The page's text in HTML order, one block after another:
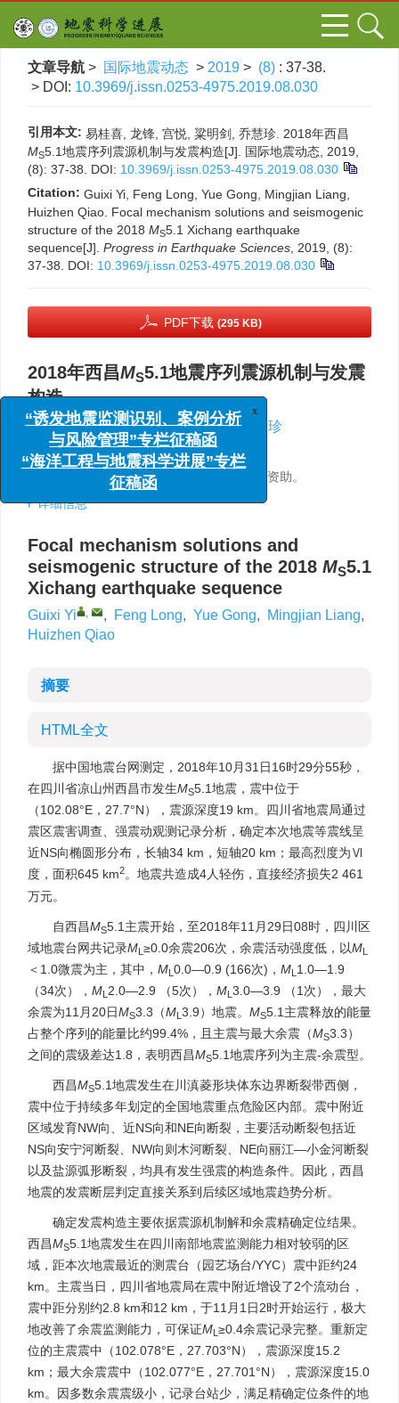
文章导航 > 国际地震动态 > 2019 > (8) : 37-38.
> DOI: 10.3969/j.issn.0253-4975.2019.08.030
引用本文: 易桂喜, 龙锋, 宫悦, 粱明剑, 乔慧珍. 2018年西昌
MS5.1地震序列震源机制与发震构造[J]. 国际地震动态, 2019,
(8): 37-38. DOI: 10.3969/j.issn.0253-4975.2019.08.030
Citation: Guixi Yi, Feng Long, Yue Gong, Mingjian Liang,
Huizhen Qiao. Focal mechanism solutions and seismogenic
structure of the 2018 MS5.1 Xichang earthquake
sequence[J]. Progress in Earthquake Sciences , 2019, (8):
37-38. DOI: 10.3969/j.issn.0253-4975.2019.08.030
PDF下载 (295 KB)
2018年西昌MS5.1地震序列震源机制与发震
构造
易桂喜 , , 龙锋, 宫悦, 粱明剑, 乔慧珍
四川省地震局，成都 610041
国家自然科学基金（41574047）资助。
详细信息
Focal mechanism solutions and
seismogenic structure of the 2018 MS5.1
Xichang earthquake sequence
Guixi Yi , , Feng Long, Yue Gong, Mingjian Liang,
Huizhen Qiao
摘要
HTML全文
据中国地震台网测定，2018年10月31日16时29分55秒，
在四川省凉山州西昌市发生MS5.1地震，震中位于
（102.08°E，27.7°N），震源深度19 km。四川省地震局通过
震区震害调查、强震动观测记录分析，确定本次地震等震线呈
近NS向椭圆形分布，长轴34 km，短轴20 km；最高烈度为Ⅵ
度，面积645 km2。地震共造成4人轻伤，直接经济损失2 461
万元。
自西昌MS5.1主震开始，至2018年11月29日08时，四川区
域地震台网共记录ML ≥0.0余震206次，余震活动强度低，以ML
＜1.0微震为主，其中， ML 0.0—0.9 (166次)， ML 1.0—1.9
（34次）， ML 2.0—2.9 （5次）， ML 3.0—3.9 （1次），最大
余震为11月20日MS3.3（ML 3.9）地震。 MS5.1主震释放的能量
占整个序列的能量比约99.4%，且主震与最大余震（MS3.3）
之间的震级差达1.8，表明西昌MS5.1地震序列为主震-余震型。
西昌MS5.1地震发生在川滇菱形块体东边界断裂带西侧，
震中位于持续多年划定的全国地震重点危险区内部。震中附近
区域发育NW向、近NS向和NE向断裂，主要活动断裂包括近
NS向安宁河断裂、NW向则木河断裂、NE向丽江—小金河断裂
以及盐源弧形断裂，均具有发生强震的构造条件。因此，西昌
地震的发震断层判定直接关系到后续区域地震趋势分析。
确定发震构造主要依据震源机制解和余震精确定位结果。
西昌MS5.1地震发生在四川南部地震监测能力相对较弱的区
域，距本次地震最近的测震台（园艺场台/YYC）震中距约24
km。主震当日，四川省地震局在震中附近增设了2个流动台，
震中距分别约2.8 km和12 km，于11月1日2时开始运行，极大
地改善了余震监测能力，可保证ML ≥0.4余震记录完整。重新定
位的主震震中（102.078°E，27.703°N），震源深度15.2
km；最大余震震中（102.077°E，27.701°N），震源深度15.0
km。因多数余震震级小，记录台站少，满足精确定位条件的地
x
“诱发地震监测识别、案例分析
与风险管理”专栏征稿函
“海洋工程与地震科学进展”专栏
征稿函